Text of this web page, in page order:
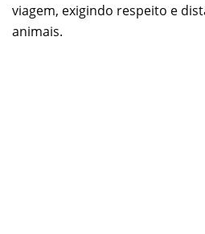
viagem, exigindo respeito e
animais.